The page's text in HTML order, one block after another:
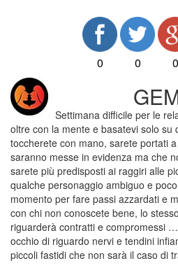
0 0 0
Settimana difficile per le
oltre con la mente e basatevi solo su
toccherete con mano, sarete portati
saranno messe in evidenza ma che
sarete più predisposti ai raggiri alle
qualche personaggio ambiguo e
momento per fare passi azzardati e
con chi non conoscete bene, lo
riguarderà contratti e compromessi
occhio di riguardo nervi e tendini
piccoli fastidi che non sarà il caso di